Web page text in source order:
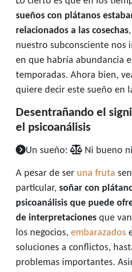
sueños con plátanos
relacionados a las cosechas
nuestro subconsciente nos
en que habría abundancia
temporadas. Ahora bien,
quiere decir este sueño en
Desentrañando el
el psicoanálisis
Un sueño: Ni bueno
A pesar de ser una fruta
particular, soñar con
psicoanálisis que puede
de interpretaciones que
los negocios, embarazados
soluciones a conflictos,
problemas importantes.